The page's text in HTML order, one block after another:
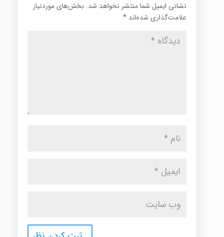
نشانی ایمیل شما منتشر نخواهد شد. بخش‌های موردنیاز
علامت‌گذاری شده‌اند *